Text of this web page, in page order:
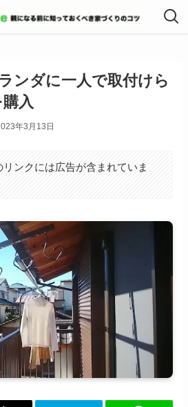
ンダに一人で取付けら
入
年3月13日
リンクには広告が含まれていま